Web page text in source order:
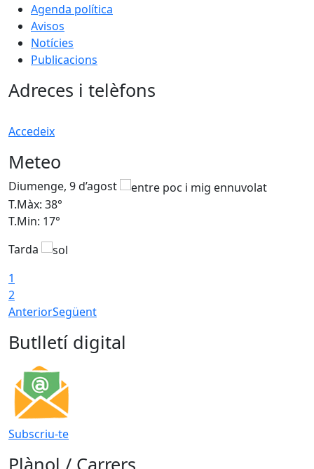
Agenda política
Avisos
Notícies
Publicacions
Adreces i telèfons
Accedeix
Meteo
Diumenge, 9 d’agost
T.Màx: 38°
T.Min: 17°
Tarda
1
2
AnteriorSegüent
Butlletí digital
Subscriu-te